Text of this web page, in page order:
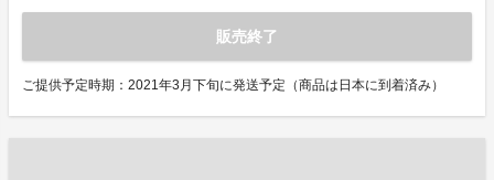
販売終了
ご提供予定時期：2021年3月下旬に発送予定（商品は日本に到着済み）